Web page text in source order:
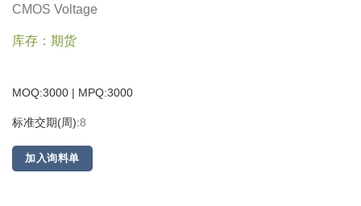
CMOS Voltage
库存：期货
MOQ:3000 | MPQ:3000
标准交期(周):8
加入询料单